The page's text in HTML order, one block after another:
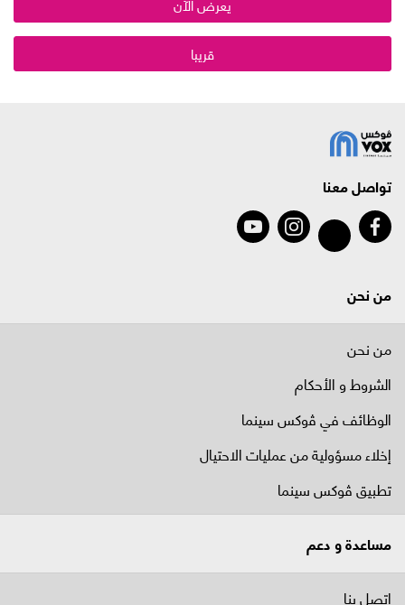
قريبا
تواصل معنا
من نحن
من نحن
الشروط و الأحكام
الوظائف في ﭬوكس سينما
إخلاء مسؤولية من عمليات الاحتيال
تطبيق ڤوكس سينما
مساعدة و دعم
اتصل بنا